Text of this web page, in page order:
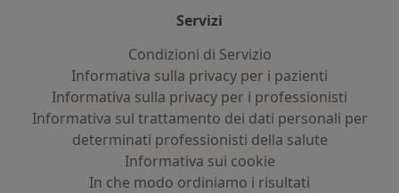
Servizi
Condizioni di Servizio
Informativa sulla privacy per i pazienti
Informativa sulla privacy per i professionisti
Informativa sul trattamento dei dati personali per
determinati professionisti della salute
Informativa sui cookie
In che modo ordiniamo i risultati